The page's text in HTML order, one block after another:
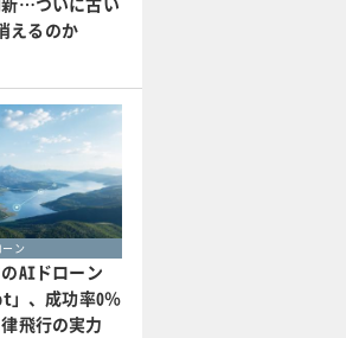
えるのか
ーン
AIドローン
、成功率0％
飛行の実力